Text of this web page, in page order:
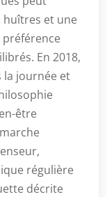
huîtres et une
En 2018,
la journée et
être
régulière
décrite